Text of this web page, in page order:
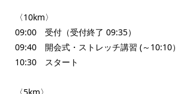
〈10km〉
09:00 受付（受付終了 09:35）
09:40 開会式・ストレッチ講習 (～10:10）
10:30 スタート